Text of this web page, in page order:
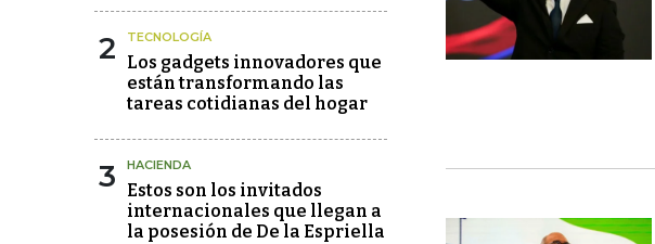
2 TECNOLOGÍA
Los gadgets innovadores que
están transformando las
tareas cotidianas del hogar
3 HACIENDA
Estos son los invitados
internacionales que llegan a
la posesión de De la Espriella